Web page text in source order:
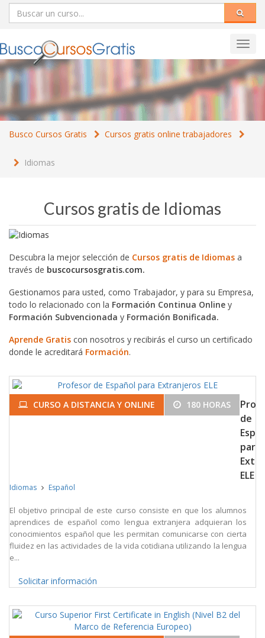
Busco Cursos Gratis Cursos gratis online trabajadores
Idiomas
Cursos gratis de Idiomas
Descubra la mejor selección de Cursos gratis de Idiomas a
través de buscocursosgratis.com.
Gestionamos para usted, como Trabajador, y para su Empresa,
todo lo relacionado con la Formación Continua Online y
Formación Subvencionada y Formación Bonificada.
Aprende Gratis con nosotros y recibirás el curso un certificado
donde le acreditará Formación.
CURSO A DISTANCIA Y ONLINE 180 HORAS
de
para
ELE
Idiomas Español
El objetivo principal de este curso consiste en que los alumnos
aprendices de español como lengua extranjera adquieran los
conocimientos español que les permitan comunicarse con cierta
fluidez en las actividades de la vida cotidiana utilizando la lengua
e...
Solicitar información